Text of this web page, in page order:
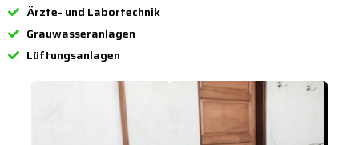
Ärzte- und Labortechnik
Grauwasseranlagen
Lüftungsanlagen